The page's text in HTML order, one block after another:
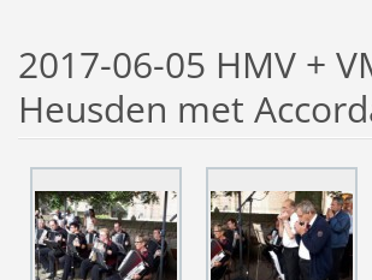
2017-06-05 HMV +
Heusden met